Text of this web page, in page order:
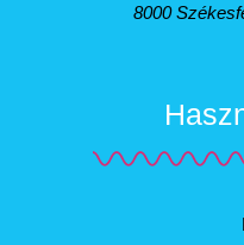
8000